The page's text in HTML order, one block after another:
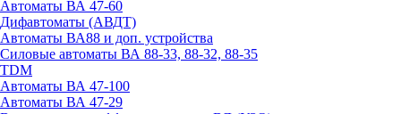
Автоматы ВА 47-60
Дифавтоматы (АВДТ)
Автоматы ВА88 и доп. устройства
Силовые автоматы ВА 88-33, 88-32, 88-35
TDM
Автоматы ВА 47-100
Автоматы ВА 47-29